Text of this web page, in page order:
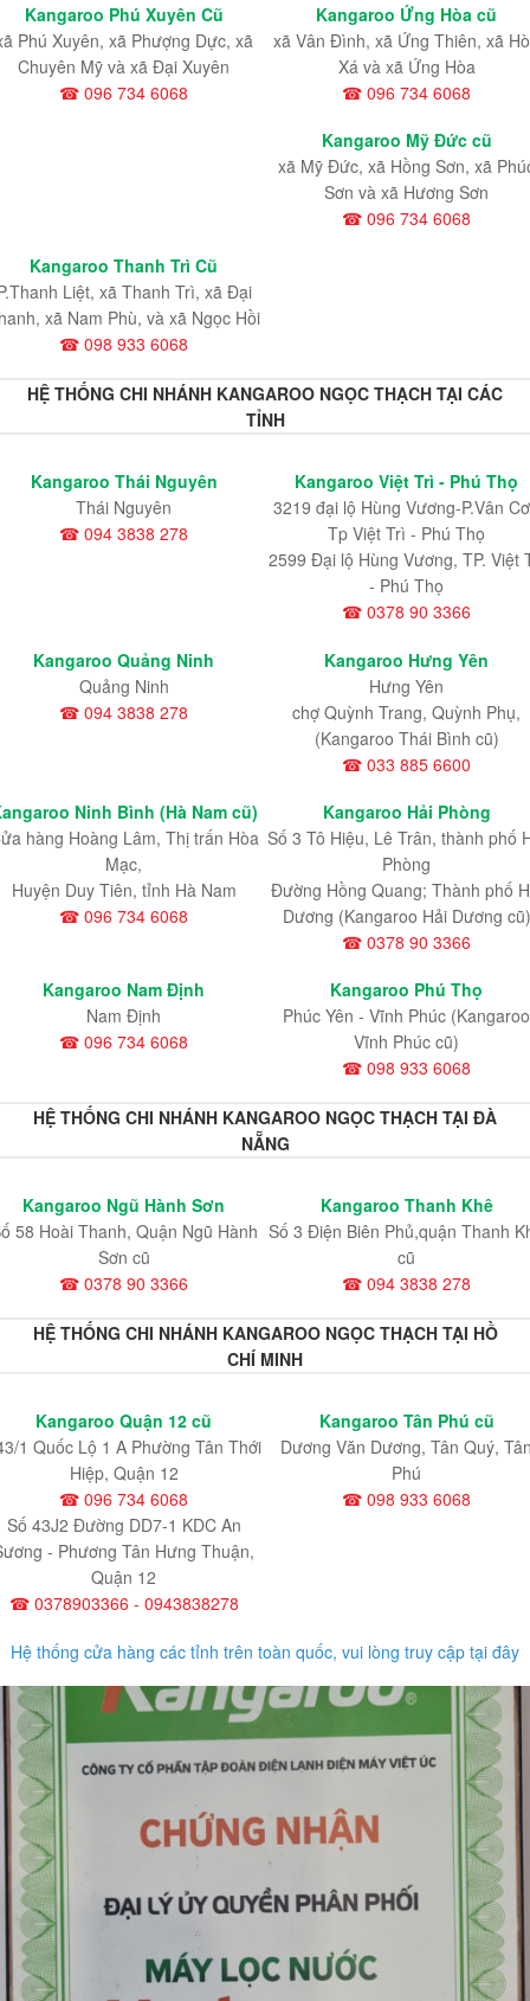
Kangaroo Phú Xuyên Cũ
Phú Xuyên, xã Phượng Dực, xã
Chuyên Mỹ và xã Đại Xuyên
☎ 096 734 6068
Kangaroo Ứng Hòa cũ
xã Vân Đình, xã Ứng Thiên, xã
Xá và xã Ứng Hòa
☎ 096 734 6068
Kangaroo Mỹ Đức cũ
xã Mỹ Đức, xã Hồng Sơn, xã
Sơn và xã Hương Sơn
☎ 096 734 6068
Kangaroo Thanh Trì Cũ
Liệt, xã Thanh Trì, xã Đại
xã Nam Phù, và xã Ngọc Hồi
☎ 098 933 6068
HỆ THỐNG CHI NHÁNH KANGAROO NGỌC THẠCH TẠI CÁC
TỈNH
Kangaroo Thái Nguyên
Thái Nguyên
☎ 094 3838 278
Kangaroo Việt Trì - Phú Thọ
3219 đại lộ Hùng Vương-P.Vân
Tp Việt Trì - Phú Thọ
2599 Đại lộ Hùng Vương, TP. Việt
- Phú Thọ
☎ 0378 90 3366
Kangaroo Quảng Ninh
Quảng Ninh
☎ 094 3838 278
Kangaroo Hưng Yên
Hưng Yên
chợ Quỳnh Trang, Quỳnh Phụ,
(Kangaroo Thái Bình cũ)
☎ 033 885 6600
Ninh Bình (Hà Nam cũ)
hàng Hoàng Lâm, Thị trấn Hòa
Mạc,
Huyện Duy Tiên, tỉnh Hà Nam
☎ 096 734 6068
Kangaroo Hải Phòng
Số 3 Tô Hiệu, Lê Trân, thành phố
Phòng
Đường Hồng Quang; Thành phố
Dương (Kangaroo Hải Dương cũ)
☎ 0378 90 3366
Kangaroo Nam Định
Nam Định
☎ 096 734 6068
Kangaroo Phú Thọ
Phúc Yên - Vĩnh Phúc (Kangaroo
Vĩnh Phúc cũ)
☎ 098 933 6068
HỆ THỐNG CHI NHÁNH KANGAROO NGỌC THẠCH TẠI ĐÀ
NẴNG
Kangaroo Ngũ Hành Sơn
58 Hoài Thanh, Quận Ngũ Hành
Sơn cũ
☎ 0378 90 3366
Kangaroo Thanh Khê
Số 3 Điện Biên Phủ,quận Thanh
cũ
☎ 094 3838 278
HỆ THỐNG CHI NHÁNH KANGAROO NGỌC THẠCH TẠI HỒ
CHÍ MINH
Kangaroo Quận 12 cũ
1 Quốc Lộ 1 A Phường Tân Thới
Hiệp, Quận 12
☎ 096 734 6068
Số 43J2 Đường DD7-1 KDC An
- Phương Tân Hưng Thuận,
Quận 12
☎ 0378903366 - 0943838278
Kangaroo Tân Phú cũ
Dương Văn Dương, Tân Quý,
Phú
☎ 098 933 6068
Hệ thống cửa hàng các tỉnh trên toàn quốc, vui lòng truy cập tại đây